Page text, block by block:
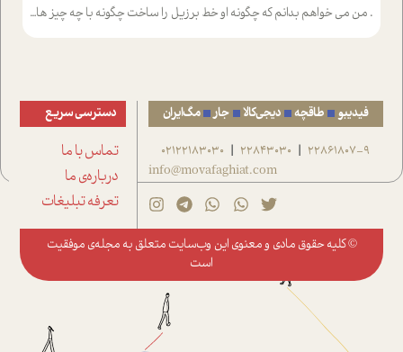
. من می خواهم بدانم که چگونه او خط برزیل را ساخت چگونه با چه چیز هایی
فیدیبو طاقچه دیجی‌کالا جار مگ‌ایران
22861807-9
|
22843030
|
02122183030
info@movafaghiat.com
دسترسی سریع
تماس با ما
درباره‌ی ما
تعرفه تبلیغات
© کلیه حقوق مادی و معنوی این وب‌سایت متعلق به مجله‌ی موفقیت
است